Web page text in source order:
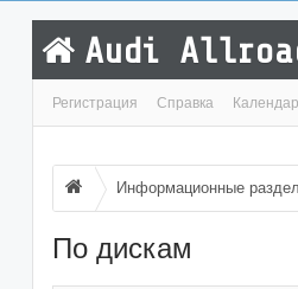
Audi
Регистрация Справка
Информационные
По дискам